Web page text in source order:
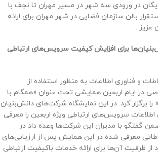
در ورودی سه شهر در مسیر مهران تا نجف با
بالن سازمان فضایی در شهر مهران برای ارائه
عزیز .
برای افزایش کیفیت سرویس‌های ارتباطی
و فناوری اطلاعات به منظور استفاده از
ایام اربعین همایشی تحت عنوان «همگام با
را برگزار کرد. در این نمایشگاه شرکت‌های دانش‌بنیان
اطلاعات سرویس‌های ارتباطی ویژه اربعین را معرفی
گفتگو با مدیران این شرکت‌ها وعده داد در
معرفی شده در این همایش پس از ارزیابی‌های
از ظرفیت آن‌ها برای ارائه خدمات باکیفیت ارتباطی